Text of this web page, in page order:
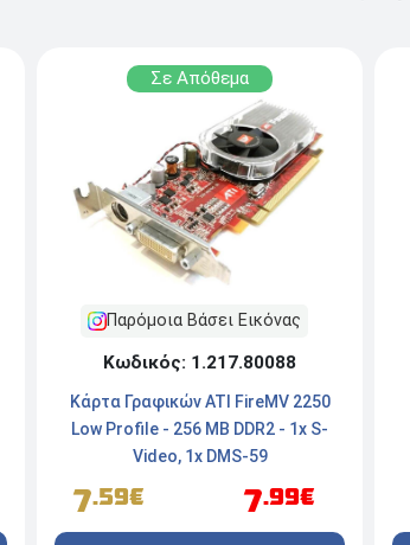
Σε Απόθεμα
Παρόμοια Βάσει Εικόνας
Κωδικός: 1.217.80088
Κάρτα Γραφικών ATI FireMV 2250
Low Profile - 256 MB DDR2 - 1x S-
Video, 1x DMS-59
7.59€ 7.99€